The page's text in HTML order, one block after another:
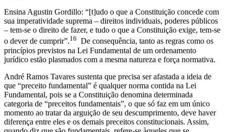
Ensina Agustin Gordillo: “[t]udo o que a Constituição concede com
sua imperatividade suprema – direitos individuais, poderes públicos
– tem-se o direito de fazer, e tudo o que a Constituição exige, tem-se
o dever de cumprir”.16 De consequência, tanto as regras como os
princípios previstos na Lei Fundamental de um ordenamento
jurídico estão plasmados com a mesma natureza e força normativa.
André Ramos Tavares sustenta que precisa ser afastada a ideia de
que “preceito fundamental” é qualquer norma contida na Lei
Fundamental, pois se a Constituição denomina determinada
categoria de “preceitos fundamentais”, o que só faz em um único
momento ao tratar da arguição de seu descumprimento, deve haver
diferença entre eles e os demais preceitos constitucionais. Assim,